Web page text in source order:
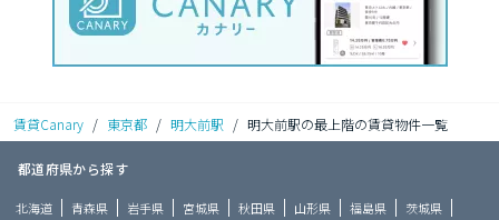
賃貸Canary / 東京都 / 明大前駅 / 明大前駅の最上階の賃貸物件一覧
都道府県から探す
北海道 青森県 岩手県 宮城県 秋田県 山形県 福島県 茨城県